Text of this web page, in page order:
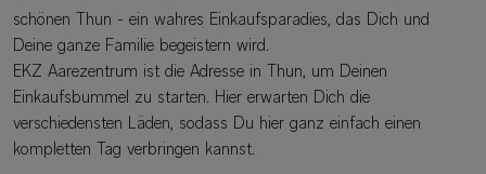
schönen Thun - ein wahres Einkaufsparadies, das Dich und
Deine ganze Familie begeistern wird.
EKZ Aarezentrum ist die Adresse in Thun, um Deinen
Einkaufsbummel zu starten. Hier erwarten Dich die
verschiedensten Läden, sodass Du hier ganz einfach einen
kompletten Tag verbringen kannst.